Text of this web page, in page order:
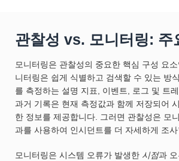
관찰성 vs. 모니터링: 주
모니터링은 관찰성의 중요한 핵심 구성 요
니터링은 쉽게 식별하고 검색할 수 있는 방
를 측정하는 설명 지표, 이벤트, 로그 및 트
과거 기록은 현재 측정값과 함께 저장되어
한 정보를 제공합니다. 그러면 관찰성은 모
과를 사용하여 인시던트를 더 자세하게 조사
모니터링은 시스템 오류가 발생한 시점과 오